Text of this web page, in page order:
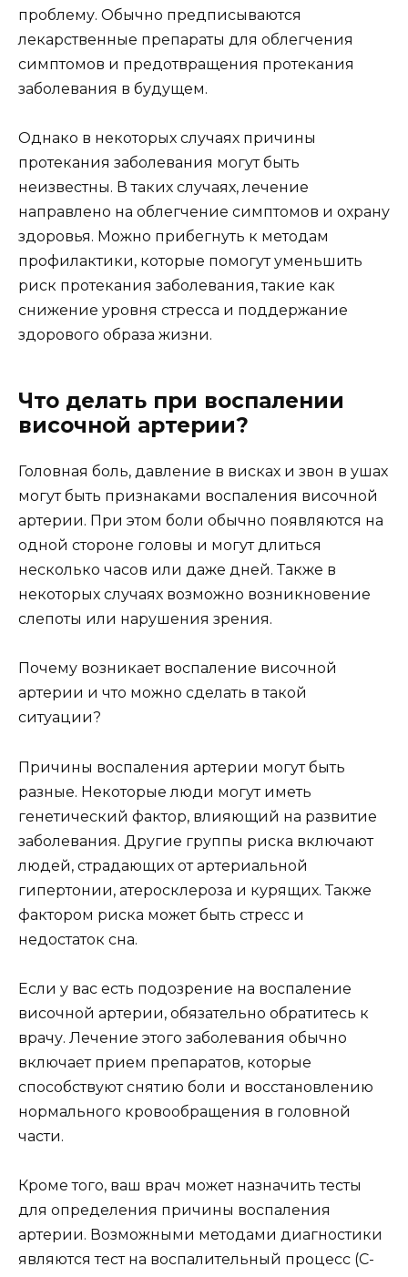
проблему. Обычно предписываются
лекарственные препараты для облегчения
симптомов и предотвращения протекания
заболевания в будущем.
Однако в некоторых случаях причины
протекания заболевания могут быть
неизвестны. В таких случаях, лечение
направлено на облегчение симптомов и охрану
здоровья. Можно прибегнуть к методам
профилактики, которые помогут уменьшить
риск протекания заболевания, такие как
снижение уровня стресса и поддержание
здорового образа жизни.
Что делать при воспалении
височной артерии?
Головная боль, давление в висках и звон в ушах
могут быть признаками воспаления височной
артерии. При этом боли обычно появляются на
одной стороне головы и могут длиться
несколько часов или даже дней. Также в
некоторых случаях возможно возникновение
слепоты или нарушения зрения.
Почему возникает воспаление височной
артерии и что можно сделать в такой
ситуации?
Причины воспаления артерии могут быть
разные. Некоторые люди могут иметь
генетический фактор, влияющий на развитие
заболевания. Другие группы риска включают
людей, страдающих от артериальной
гипертонии, атеросклероза и курящих. Также
фактором риска может быть стресс и
недостаток сна.
Если у вас есть подозрение на воспаление
височной артерии, обязательно обратитесь к
врачу. Лечение этого заболевания обычно
включает прием препаратов, которые
способствуют снятию боли и восстановлению
нормального кровообращения в головной
части.
Кроме того, ваш врач может назначить тесты
для определения причины воспаления
артерии. Возможными методами диагностики
являются тест на воспалительный процесс (С-